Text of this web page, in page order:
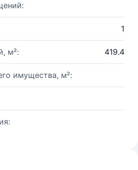
1
м²: 419.4
имущества, м²: